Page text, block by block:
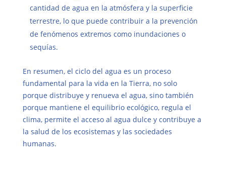
cantidad de agua en la atmósfera y la superficie
terrestre, lo que puede contribuir a la prevención
de fenómenos extremos como inundaciones o
sequías.
En resumen, el ciclo del agua es un proceso
fundamental para la vida en la Tierra, no solo
porque distribuye y renueva el agua, sino también
porque mantiene el equilibrio ecológico, regula el
clima, permite el acceso al agua dulce y contribuye a
la salud de los ecosistemas y las sociedades
humanas.